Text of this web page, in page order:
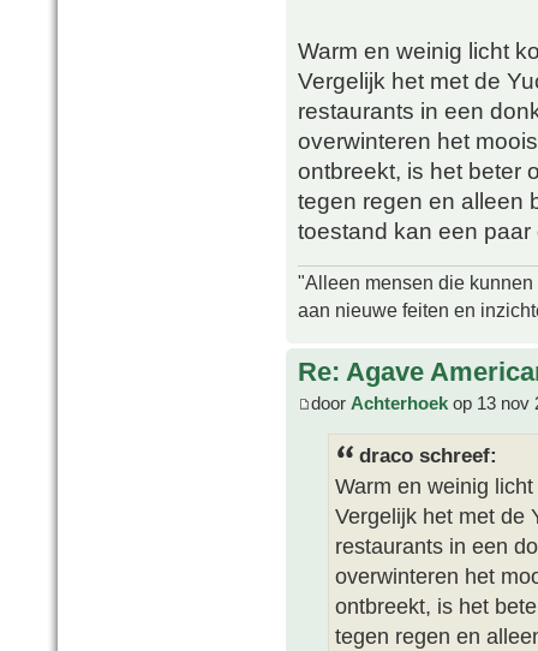
Warm en weinig licht
Vergelijk het met de
restaurants in een
overwinteren het
ontbreekt, is het beter
tegen regen en alleen
toestand kan een
"Alleen mensen die
aan nieuwe feiten en
Re: Agave
door Achterhoek op 13 nov
draco schreef:
Warm en weinig
Vergelijk het met de
restaurants in een
overwinteren het
ontbreekt, is het
tegen regen en